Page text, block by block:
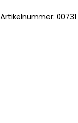
Artikelnummer:00731